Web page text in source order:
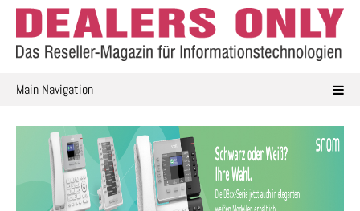
Skip
content
Main Navigation